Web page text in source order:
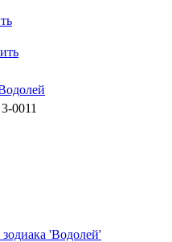
0011
зодиака 'Водолей'